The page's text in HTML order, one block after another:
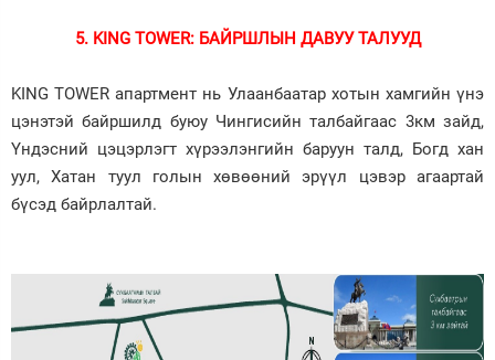
5. KING TOWER: БАЙРШЛЫН ДАВУУ ТАЛУУД
KING TOWER апартмент нь Улаанбаатар хотын хамгийн үнэ
цэнэтэй байршилд буюу Чингисийн талбайгаас 3км зайд,
Үндэсний цэцэрлэгт хүрээлэнгийн баруун талд, Богд хан
уул, Хатан туул голын хөвөөний эрүүл цэвэр агаартай
бүсэд байрлалтай.